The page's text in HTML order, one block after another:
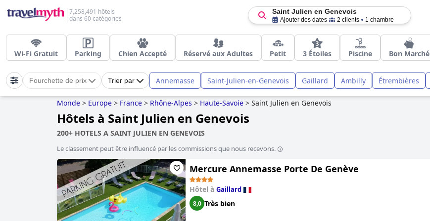
7,258,491 hôtels
dans 60 catégories
Saint Julien en Genevois
Ajouter des dates 2 clients 1 chambre
Wi-Fi Gratuit Parking Chien Accepté Réservé aux Adultes Petit 3 Étoiles Piscine Bon Marché
Fourchette de prix Trier par Annemasse Saint-Julien-en-Genevois Gaillard Ambilly Étrembières
Monde > Europe > France > Rhône-Alpes > Haute-Savoie > Saint Julien en Genevois
Hôtels à Saint Julien en Genevois
200+ HOTELS A SAINT JULIEN EN GENEVOIS
Le classement peut être influencé par les commissions que nous recevons.
Mercure Annemasse Porte De Genève
Hôtel à Gaillard
8,0 Très bien